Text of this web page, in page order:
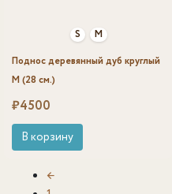
S
M
Поднос деревянный дуб круглый
M (28 см.)
₽4500
В корзину
←